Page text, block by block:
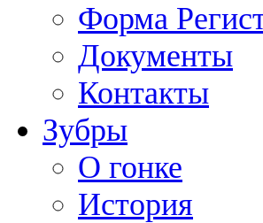
Форма
Документы
Контакты
Зубры
О гонке
История